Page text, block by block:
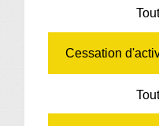
Cessation